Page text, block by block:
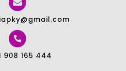
908 165 444